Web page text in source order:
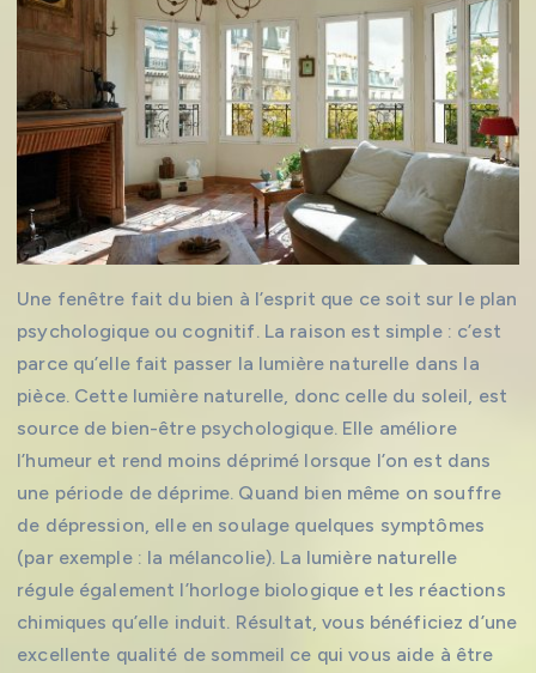
Une fenêtre fait du bien à l’esprit que ce soit sur le plan
psychologique ou cognitif. La raison est simple : c’est
parce qu’elle fait passer la lumière naturelle dans la
pièce. Cette lumière naturelle, donc celle du soleil, est
source de bien-être psychologique. Elle améliore
l’humeur et rend moins déprimé lorsque l’on est dans
une période de déprime. Quand bien même on souffre
de dépression, elle en soulage quelques symptômes
(par exemple : la mélancolie). La lumière naturelle
régule également l’horloge biologique et les réactions
chimiques qu’elle induit. Résultat, vous bénéficiez d’une
excellente qualité de sommeil ce qui vous aide à être